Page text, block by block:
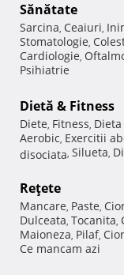
Sănătate
Sarcina, Ceaiuri,
Stomatologie,
Cardiologie,
Psihiatrie
Dietă & Fitness
Diete, Fitness,
Aerobic, Exercitii
disociata, Silueta,
Reţete
Mancare, Paste,
Dulceata, Tocanita,
Maioneza, Pilaf,
Ce mancam azi